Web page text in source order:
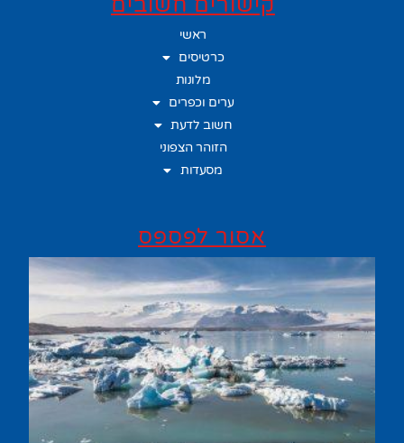
ראשי
כרטיסים
מלונות
ערים וכפרים
חשוב לדעת
הזוהר הצפוני
מסעדות
אסור לפספס